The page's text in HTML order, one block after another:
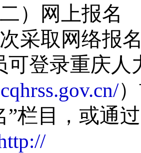
二）网上报名
采取网络报
可登录重庆人
”栏目，或通过